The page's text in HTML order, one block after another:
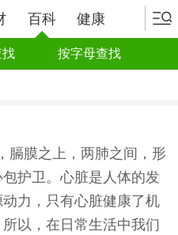
百科 健康
按字母查找
膈膜之上，两肺之间，形
护卫。心脏是人体的发
力，只有心脏健康了机
以，在日常生活中我们